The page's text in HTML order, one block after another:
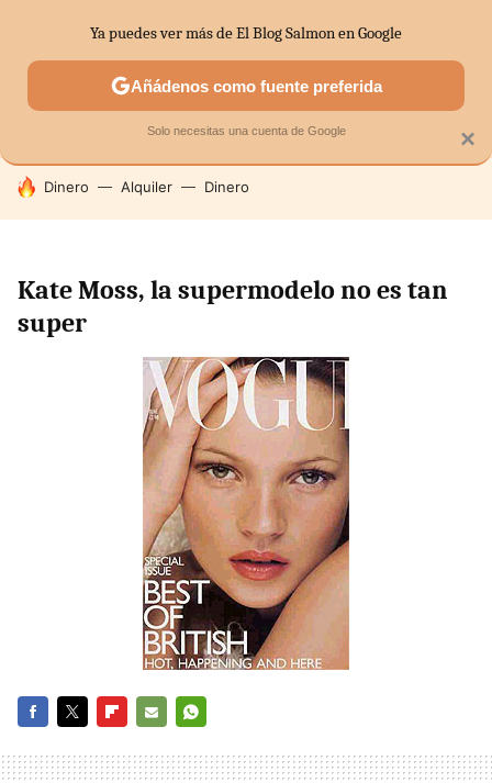
SECTORES ECONOMÍA DOMÉSTICA MERCADOS
HOY SE HABLA DE
Dinero Alquiler Dinero
Kate Moss, la supermodelo no es tan
super
MAIL
×
Ya puedes ver más de El Blog Salmon en Google
Añádenos como fuente preferida
Solo necesitas una cuenta de Google